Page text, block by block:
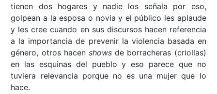
tienen dos hogares y nadie los señala por eso,
golpean a la esposa o novia y el público les aplaude
y les cree cuando en sus discursos hacen referencia
a la importancia de prevenir la violencia basada en
género, otros hacen shows de borracheras (criollas)
en las esquinas del pueblo y eso parece que no
tuviera relevancia porque no es una mujer que lo
hace.